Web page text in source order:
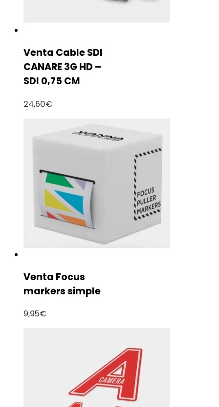
Venta Cable SDI
CANARE 3G HD –
SDI 0,75 CM
24,60€
Venta Focus
markers simple
9,95€